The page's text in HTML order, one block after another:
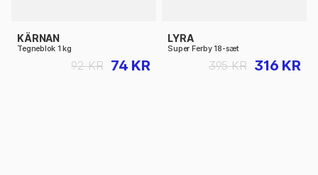
KÄRNAN
Tegneblok 1 kg
74 KR
92 KR
LYRA
Super Ferby 18-sæt
316 KR
395 KR